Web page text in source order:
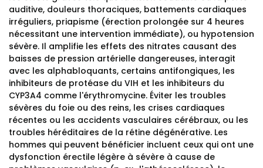
auditive, douleurs thoraciques, battements cardiaques
irréguliers, priapisme (érection prolongée sur 4 heures
nécessitant une intervention immédiate), ou hypotension
sévère. Il amplifie les effets des nitrates causant des
baisses de pression artérielle dangereuses, interagit
avec les alphabloquants, certains antifongiques, les
inhibiteurs de protéase du VIH et les inhibiteurs du
CYP3A4 comme l'érythromycine. Éviter les troubles
sévères du foie ou des reins, les crises cardiaques
récentes ou les accidents vasculaires cérébraux, ou les
troubles héréditaires de la rétine dégénérative. Les
hommes qui peuvent bénéficier incluent ceux qui ont une
dysfonction érectile légère à sévère à cause de